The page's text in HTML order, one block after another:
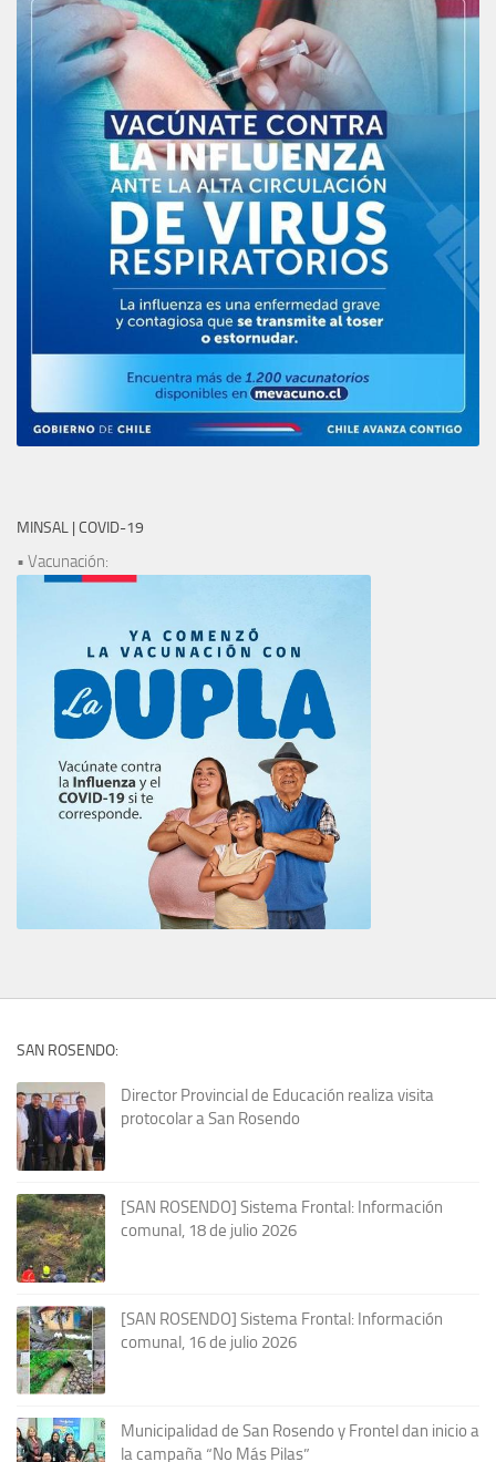
MINSAL | COVID-19
• Vacunación:
SAN ROSENDO:
Director Provincial de Educación realiza visita
protocolar a San Rosendo
[SAN ROSENDO] Sistema Frontal: Información
comunal, 18 de julio 2026
[SAN ROSENDO] Sistema Frontal: Información
comunal, 16 de julio 2026
Municipalidad de San Rosendo y Frontel dan inicio a
la campaña “No Más Pilas”